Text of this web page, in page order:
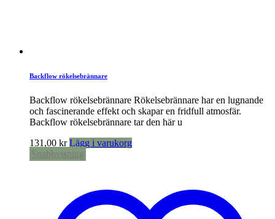
Backflow rökelsebrännare
Backflow rökelsebrännare Rökelsebrännare har en lugnande
och fascinerande effekt och skapar en fridfull atmosfär.
Backflow rökelsebrännare tar den här u
131,00 kr Lägg i varukorg
Snabbvisning